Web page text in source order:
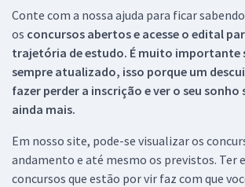
Conte com a nossa ajuda para ficar
os concursos abertos e acesse o edital
trajetória de estudo. É muito importante
sempre atualizado, isso porque um
fazer perder a inscrição e ver o seu
ainda mais.
Em nosso site, pode-se visualizar os
andamento e até mesmo os previstos. Ter
concursos que estão por vir faz com que